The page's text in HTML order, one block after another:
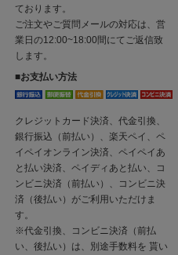
ております。
ご注文やご質問メールの対応は、営
業日の12:00~18:00間にてご返信致
します。
■お支払い方法
クレジットカード決済、代金引換、
銀行振込（前払い）、楽天ペイ、ペ
イペイオンライン決済、ペイペイあ
と払い決済、ペイディあと払い、コ
ンビニ決済（前払い）、コンビニ決
済（後払い）がご利用いただけま
す。
※代金引換、コンビニ決済（前払
い、後払い）は、別途手数料を 貰い